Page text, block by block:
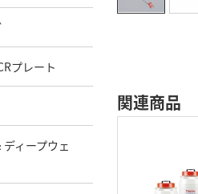
関連商品
プレート
ィープウェ